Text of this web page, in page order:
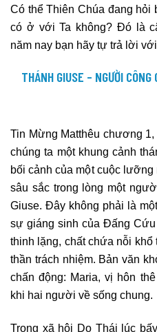
Có thể Thiên Chúa đang
có ở với Ta không? Đó là
năm nay bạn hãy tự trả lời
THÁNH GIUSE – NGƯỜI
Tin Mừng Matthêu chương
chúng ta một khung cảnh
bối cảnh của một cuộc
sâu sắc trong lòng một
Giuse. Đây không phải là
sự giáng sinh của Đấng
thinh lặng, chất chứa nỗi
thần trách nhiệm. Bản văn
chấn động: Maria, vị hôn
khi hai người về sống chung.
Trong xã hội Do Thái lúc